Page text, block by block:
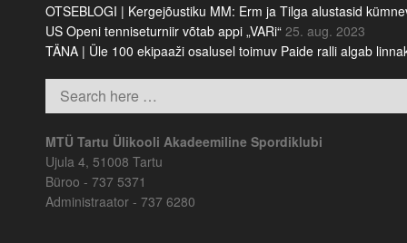
OTSEBLOGI | Kergejõustiku MM: Erm ja Tilga alustasid
US Openi tenniseturniir võtab appi „VARi“ 25. aug. 2023
TÄNA | Üle 100 ekipaaži osalusel toimuv Paide ralli algab
MTÜ Tartu Ülikooli Akadeemiline Spordiklubi
Ujula 4, 51008 Tartu
Büroo - 737 5371
Administraator - 737 6280